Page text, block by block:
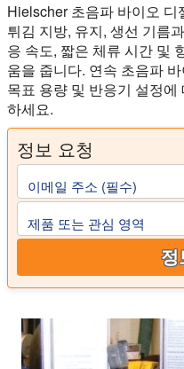
Hielscher 초음파 바이오
튀김 지방, 유지, 생선 기름
응 속도, 짧은 체류 시간 및
움을 줍니다. 연속 초음파
목표 용량 및 반응기 설정
하세요.
정보 요청
이메일 주소 (필수)
제품 또는 관심 영역
정